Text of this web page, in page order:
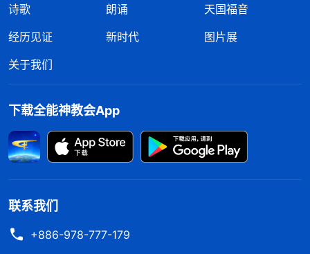
诗歌
朗诵
天国福音
经历见证
新时代
图片展
关于我们
下载全能神教会App
联系我们
+886-978-777-179